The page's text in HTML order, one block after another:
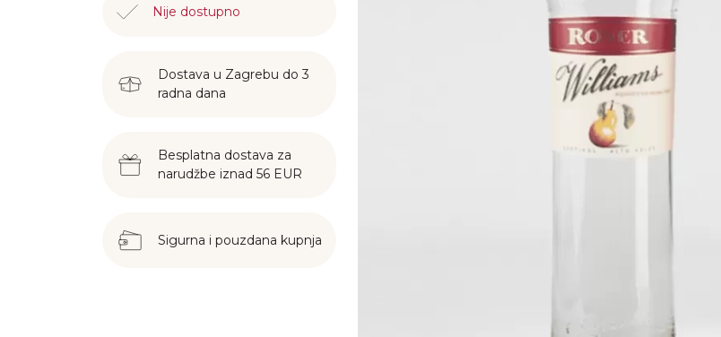
Nije dostupno
Dostava u Zagrebu do 3
radna dana
Besplatna dostava za
narudžbe iznad 56 EUR
Sigurna i pouzdana kupnja